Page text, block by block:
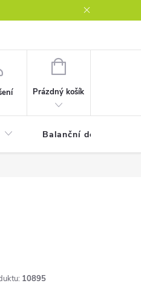
NÁKUPNÍ
Prázdný košík
Balanční desky
10895